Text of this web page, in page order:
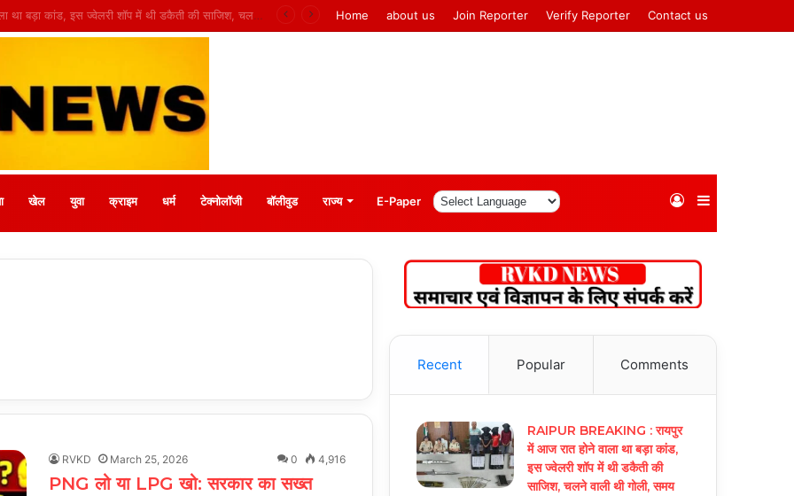
बाजार, 10 अगस्त को मुस्कानों से सजेगी खास शाम Home about us Join Reporter Verify Reporter Contact us
खेल युवा क्राइम धर्म टेक्नोलॉजी बॉलीवुड राज्य E-Paper Sidebar
Log
RVKD March 25, 2026 0 4,916
PNG लो या LPG खो: सरकार का सख्त
Recent Popular Comments
RAIPUR BREAKING : रायपुर
में आज रात होने वाला था बड़ा कांड,
इस ज्वेलरी शॉप में थी डकैती की
साजिश, चलने वाली थी गोली, समय